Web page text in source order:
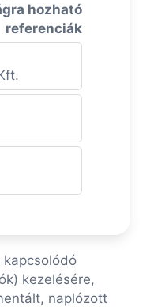
hozható
referenciák
kapcsolódó
kezelésére,
naplózott